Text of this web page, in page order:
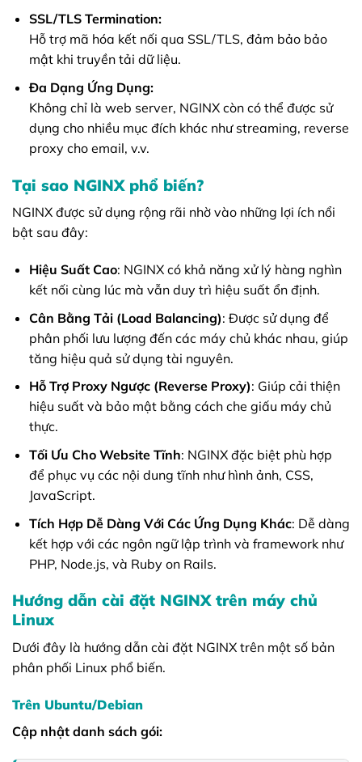
SSL/TLS Termination:
Hỗ trợ mã hóa kết nối qua SSL/TLS, đảm bảo bảo
mật khi truyền tải dữ liệu.
Đa Dạng Ứng Dụng:
Không chỉ là web server, NGINX còn có thể được sử
dụng cho nhiều mục đích khác như streaming, reverse
proxy cho email, v.v.
Tại sao NGINX phổ biến?
NGINX được sử dụng rộng rãi nhờ vào những lợi ích nổi
bật sau đây:
Hiệu Suất Cao: NGINX có khả năng xử lý hàng nghìn
kết nối cùng lúc mà vẫn duy trì hiệu suất ổn định.
Cân Bằng Tải (Load Balancing): Được sử dụng để
phân phối lưu lượng đến các máy chủ khác nhau, giúp
tăng hiệu quả sử dụng tài nguyên.
Hỗ Trợ Proxy Ngược (Reverse Proxy): Giúp cải thiện
hiệu suất và bảo mật bằng cách che giấu máy chủ
thực.
Tối Ưu Cho Website Tĩnh: NGINX đặc biệt phù hợp
để phục vụ các nội dung tĩnh như hình ảnh, CSS,
JavaScript.
Tích Hợp Dễ Dàng Với Các Ứng Dụng Khác: Dễ dàng
kết hợp với các ngôn ngữ lập trình và framework như
PHP, Node.js, và Ruby on Rails.
Hướng dẫn cài đặt NGINX trên máy chủ
Linux
Dưới đây là hướng dẫn cài đặt NGINX trên một số bản
phân phối Linux phổ biến.
Trên Ubuntu/Debian
Cập nhật danh sách gói: